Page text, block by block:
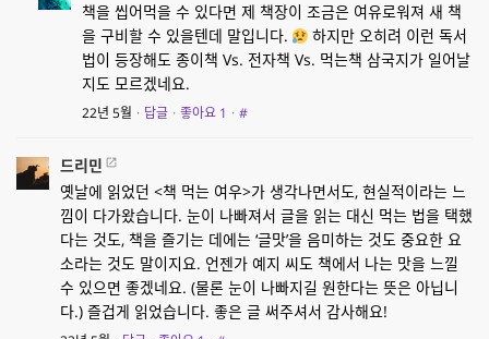
책을 씹어먹을 수 있다면 제 책장이 조금은 여유로워져 새 책
을 구비할 수 있을텐데 말입니다.
하지만 오히려 이런 독서
법이 등장해도 종이책 Vs. 전자책 Vs. 먹는책 삼국지가 일어날
지도 모르겠네요.
22년 5월 · 답글 · 좋아요 1 · #
드리민
옛날에 읽었던 <책 먹는 여우>가 생각나면서도, 현실적이라는 느
낌이 다가왔습니다. 눈이 나빠져서 글을 읽는 대신 먹는 법을 택했
다는 것도, 책을 즐기는 데에는 ‘글맛’을 음미하는 것도 중요한 요
소라는 것도 말이지요. 언젠가 예지 씨도 책에서 나는 맛을 느낄
수 있으면 좋겠네요. (물론 눈이 나빠지길 원한다는 뜻은 아닙니
다.) 즐겁게 읽었습니다. 좋은 글 써주셔서 감사해요!